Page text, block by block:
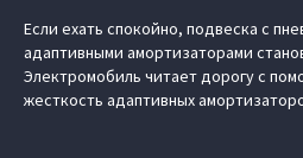
Если ехать спокойно, подвеска с
адаптивными амортизаторами
Электромобиль читает дорогу с
жесткость адаптивных